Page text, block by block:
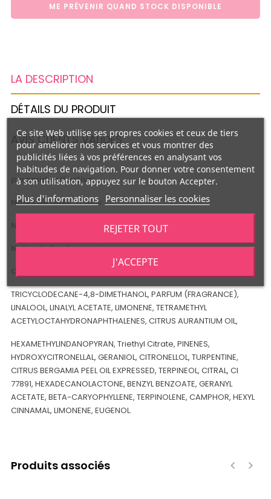
ME PRÉVENIR QUAND STOCK DISPONIBLE
LA DESCRIPTION
DÉTAILS DU PRODUIT
AVIS CLIENTS VALIDÉS
pyramide olfactive:
Notes de têtes :a venir
Notes de fond :a venir
TRICYCLODECANE-4,8-DIMETHANOL, PARFUM (FRAGRANCE),
LINALOOL, LINALYL ACETATE, LIMONENE, TETRAMETHYL
ACETYLOCTAHYDRONAPHTHALENES, CITRUS AURANTIUM OIL,
HEXAMETHYLINDANOPYRAN, Triethyl Citrate, PINENES,
HYDROXYCITRONELLAL, GERANIOL, CITRONELLOL, TURPENTINE,
CITRUS BERGAMIA PEEL OIL EXPRESSED, TERPINEOL, CITRAL, CI
77891, HEXADECANOLACTONE, BENZYL BENZOATE, GERANYL
ACETATE, BETA-CARYOPHYLLENE, TERPINOLENE, CAMPHOR, HEXYL
CINNAMAL, LIMONENE, EUGENOL.
Produits associés
Ce site Web utilise ses propres cookies et ceux de tiers
pour améliorer nos services et vous montrer des
publicités liées à vos préférences en analysant vos
habitudes de navigation. Pour donner votre consentement
à son utilisation, appuyez sur le bouton Accepter.
Plus d'informations Personnaliser les cookies
REJETER TOUT
J'ACCEPTE